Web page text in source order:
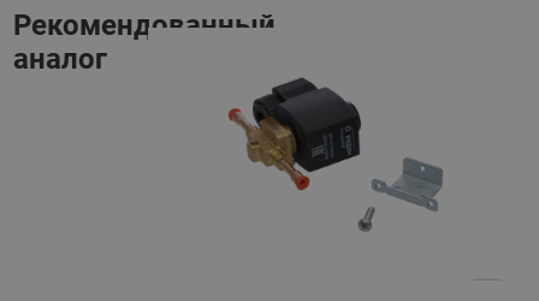
Рекомендованный
аналог